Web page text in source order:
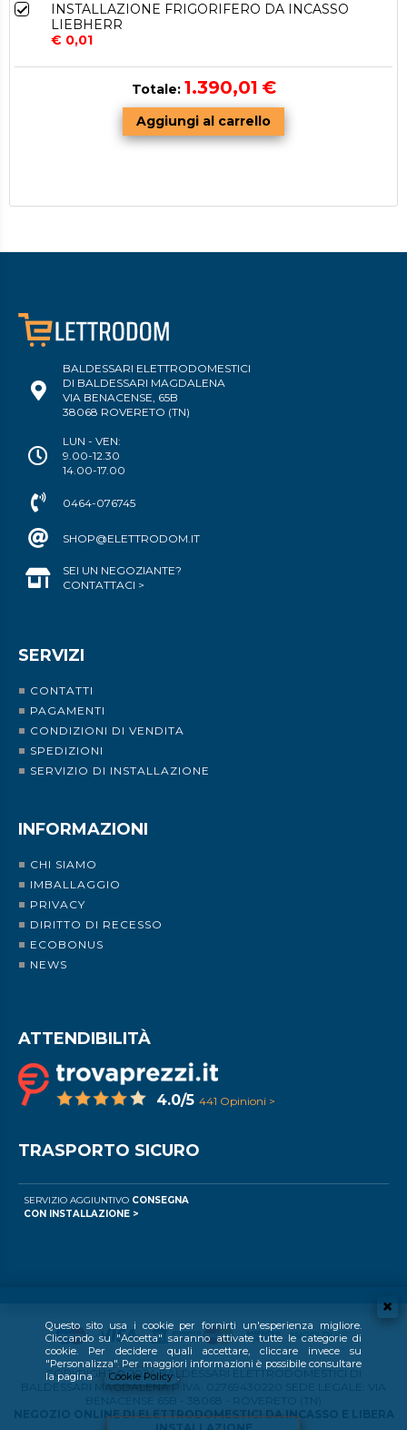
Questo sito usa i cookie per fornirti un'esperienza migliore.
Cliccando su "Accetta" saranno attivate tutte le categorie di
cookie. Per decidere quali accettare, cliccare invece su
"Personalizza". Per maggiori informazioni è possibile consultare
la pagina
Cookie Policy .
INSTALLAZIONE FRIGORIFERO DA INCASSO
LIEBHERR
€ 0,01
Totale: 1.390,01 €
BALDESSARI ELETTRODOMESTICI
DI BALDESSARI MAGDALENA
VIA BENACENSE, 65B
38068 ROVERETO (TN)
LUN - VEN:
9.00-12.30
14.00-17.00
0464-076745
SHOP@ELETTRODOM.IT
SEI UN NEGOZIANTE?
CONTATTACI >
SERVIZI
CONTATTI
PAGAMENTI
CONDIZIONI DI VENDITA
SPEDIZIONI
SERVIZIO DI INSTALLAZIONE
INFORMAZIONI
CHI SIAMO
IMBALLAGGIO
PRIVACY
DIRITTO DI RECESSO
ECOBONUS
NEWS
ATTENDIBILITÀ
4.0/5 441 Opinioni >
TRASPORTO SICURO
SERVIZIO AGGIUNTIVO CONSEGNA
CON INSTALLAZIONE >
COPYRIGHT © 2024 BALDESSARI ELETTRODOMESTICI DI
BALDESSARI MAGDALENA P.IVA: 02769430220 SEDE LEGALE: VIA
NEGOZIO ONLINE DI ELETTRODOMESTICI DA INCASSO E LIBERA